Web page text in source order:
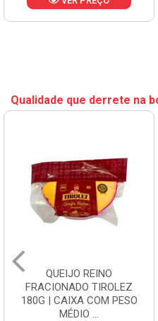
Qualidade que derrete na
QUEIJO REINO
FRACIONADO TIROLEZ
180G | CAIXA COM PESO
MÉDIO ...